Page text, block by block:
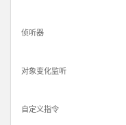
侦听器
对象变化监听
自定义指令